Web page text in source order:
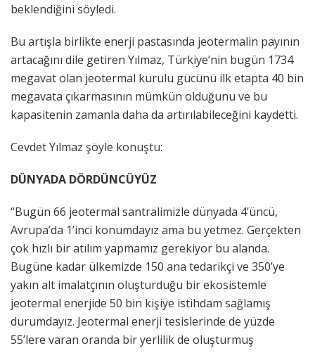
beklendiğini söyledi.
Bu artışla birlikte enerji pastasında jeotermalin payının
artacağını dile getiren Yılmaz, Türkiye’nin bugün 1734
megavat olan jeotermal kurulu gücünü ilk etapta 40 bin
megavata çıkarmasının mümkün olduğunu ve bu
kapasitenin zamanla daha da artırılabileceğini kaydetti.
Cevdet Yılmaz şöyle konuştu:
DÜNYADA DÖRDÜNCÜYÜZ
“Bugün 66 jeotermal santralimizle dünyada 4’üncü,
Avrupa’da 1’inci konumdayız ama bu yetmez. Gerçekten
çok hızlı bir atılım yapmamız gerekiyor bu alanda.
Bugüne kadar ülkemizde 150 ana tedarikçi ve 350’ye
yakın alt imalatçının oluşturduğu bir ekosistemle
jeotermal enerjide 50 bin kişiye istihdam sağlamış
durumdayız. Jeotermal enerji tesislerinde de yüzde
55’lere varan oranda bir yerlilik de oluşturmuş